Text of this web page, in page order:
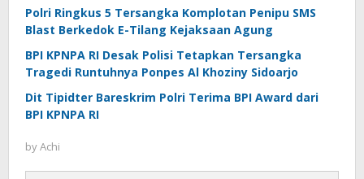
Polri Ringkus 5 Tersangka Komplotan Penipu SMS
Blast Berkedok E-Tilang Kejaksaan Agung
BPI KPNPA RI Desak Polisi Tetapkan Tersangka
Tragedi Runtuhnya Ponpes Al Khoziny Sidoarjo
Dit Tipidter Bareskrim Polri Terima BPI Award dari
BPI KPNPA RI
byAchi